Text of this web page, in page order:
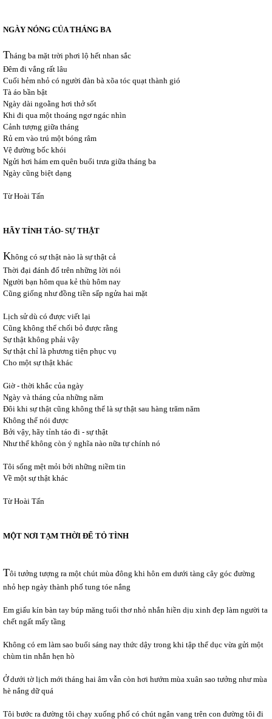
NGÀY NÓNG CỦA THÁNG BA
Tháng ba mặt trời phơi lộ hết nhan sắc
Đêm đi vắng rất lâu
Cuối hẻm nhỏ có người đàn bà xõa tóc quạt thành gió
Tà áo bần bật
Ngày dài ngoằng hơi thở sốt
Khi đi qua một thoáng ngơ ngác nhìn
Cảnh tượng giữa tháng
Rủ em vào trú một bóng râm
Vệ đường bốc khói
Ngửi hơi hám em quên buổi trưa giữa tháng ba
Ngày cũng biệt dạng
Từ Hoài Tấn
HÃY TỈNH TÁO- SỰ THẬT
Không có sự thật nào là sự thật cả
Thời đại đánh đố trên những lời nói
Người bạn hôm qua kẻ thù hôm nay
Cũng giống như đồng tiền sấp ngửa hai mặt
Lịch sử dù có được viết lại
Cũng không thể chối bỏ được rằng
Sự thật không phải vậy
Sự thật chỉ là phương tiện phục vụ
Cho một sự thật khác
Giờ - thời khắc của ngày
Ngày và tháng của những năm
Đôi khi sự thật cũng không thể là sự thật sau hàng trăm năm
Không thể nói được
Bởi vậy, hãy tỉnh táo đi - sự thật
Như thể không còn ý nghĩa nào nữa tự chính nó
Tôi sống mệt mỏi bởi những niềm tin
Về một sự thật khác
Từ Hoài Tấn
MỘT NƠI TẠM THỜI ĐỂ TỎ TÌNH
Tôi tưởng tượng ra một chút mùa đông khi hôn em dưới tàng cây góc đường
nhỏ hẹp ngày thành phố tung tóe nắng
Em giấu kín bàn tay búp măng tuổi thơ nhỏ nhắn hiền dịu xinh đẹp làm người ta
chết ngất mấy tầng
Không có em làm sao buổi sáng nay thức dậy trong khi tập thể dục vừa gửi một
chùm tin nhắn hẹn hò
Ở dưới tờ lịch mới tháng hai âm vẫn còn hơi hướm mùa xuân sao tưởng như mùa
hè nắng dữ quá
Tôi bước ra đường tôi chạy xuống phố có chút ngân vang trên con đường tôi đi